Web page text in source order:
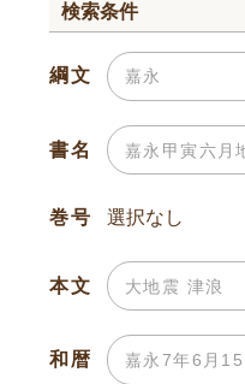
検索条件
綱文
書名
巻号
本文
和暦